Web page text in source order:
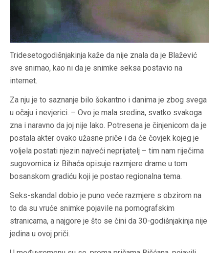
Tridesetogodišnjakinja kaže da nije znala da je Blažević
sve snimao, kao ni da je snimke seksa postavio na
internet.
Za nju je to saznanje bilo šokantno i danima je zbog svega
u očaju i nevjerici. – Ovo je mala sredina, svatko svakoga
zna i naravno da joj nije lako. Potresena je činjenicom da je
postala akter ovako užasne priče i da će čovjek kojeg je
voljela postati njezin najveći neprijatelj – tim nam riječima
sugovornica iz Bihaća opisuje razmjere drame u tom
bosanskom gradiću koji je postao regionalna tema.
Seks-skandal dobio je puno veće razmjere s obzirom na
to da su vruće snimke pojavile na pornografskim
stranicama, a najgore je što se čini da 30-godišnjakinja nije
jedina u ovoj priči.